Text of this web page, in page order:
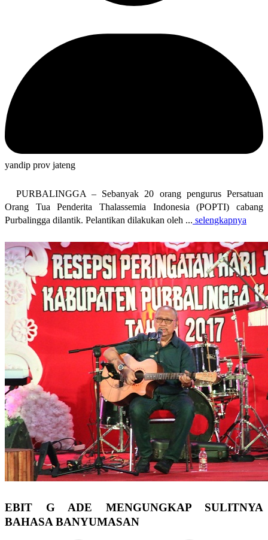
yandip prov jateng
PURBALINGGA – Sebanyak 20 orang pengurus Persatuan
Orang Tua Penderita Thalassemia Indonesia (POPTI) cabang
Purbalingga dilantik. Pelantikan dilakukan oleh ... selengkapnya
EBIT G ADE MENGUNGKAP SULITNYA
BAHASA BANYUMASAN